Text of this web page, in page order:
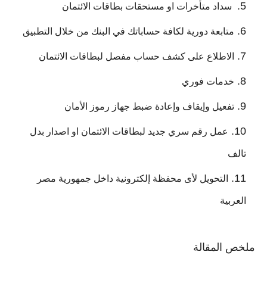
سداد متأخرات او مستحقات بطاقات الائتمان
متابعة دورية لكافة حساباتك في البنك من خلال التطبيق
الاطلاع على كشف حساب مفصل لبطاقات الائتمان
خدمات فوري
تفعيل وإيقاف وإعادة ضبط جهاز رموز الأمان
عمل رقم سري جديد لبطاقات الائتمان او اصدار بدل
تالف
التحويل لأى محفظة إلكترونية داخل جمهورية مصر
العربية
ملخص المقالة